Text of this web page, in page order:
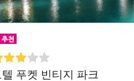
텔 푸켓 빈티지 파크